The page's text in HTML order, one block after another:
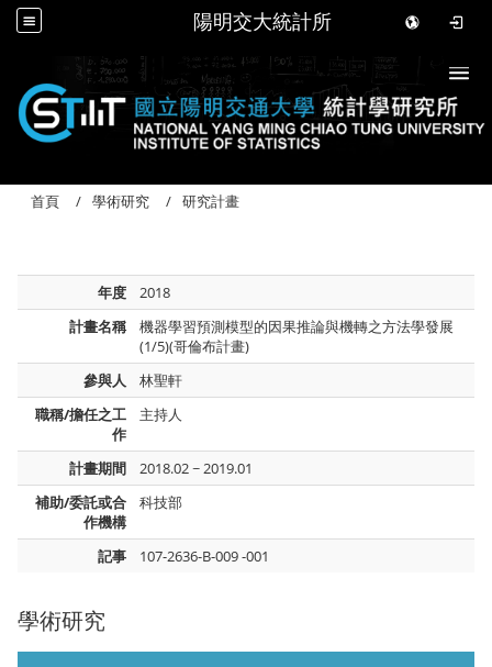
陽明交大統計所
學術研究
首頁 學術研究 研究計畫
年度
2018
計畫名稱
機器學習預測模型的因果推論與機轉之方法學發展
(1/5)(哥倫布計畫)
參與人
林聖軒
職稱/擔任之工
作
主持人
計畫期間
2018.02 ~ 2019.01
補助/委託或合
作機構
科技部
記事 107-2636-B-009 -001